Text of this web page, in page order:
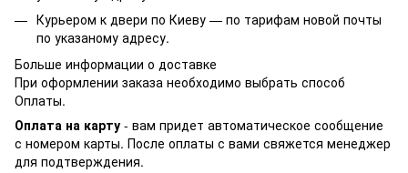
Курьером к двери по Киеву — по тарифам новой почты
по указаному адресу.
Больше информации о доставке
При оформлении заказа необходимо выбрать способ
Оплаты.
Оплата на карту - вам придет автоматическое сообщение
с номером карты. После оплаты с вами свяжется менеджер
для подтверждения.